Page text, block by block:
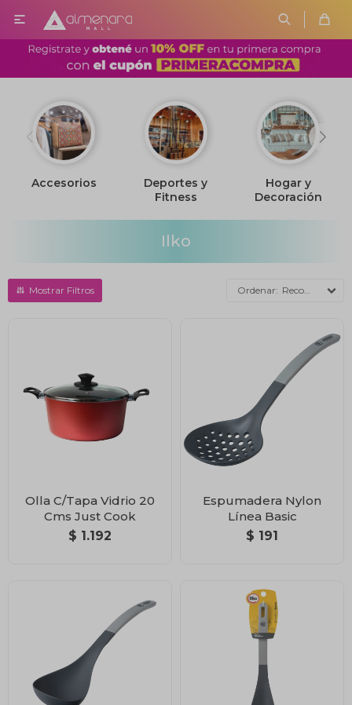

Deportes y
Hogar y
Decoración
Juguetería
Ilko
Recomendados
Olla C/Tapa Vidrio 20
Cms Just Cook
$ 1.192
Espumadera Nylon
Línea Basic
$ 191